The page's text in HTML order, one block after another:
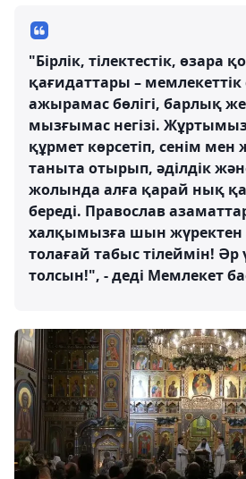
"Бірлік, тілектестік, өзара
қағидаттары –
ажырамас бөлігі, барлық
мызғымас негізі. Жұртымыз
құрмет көрсетіп, сенім
таныта отырып, әділдік
жолында алға қарай нық
береді. Православ
халқымызға шын жүректен
толағай табыс тілеймін! Әр
толсын!", - деді Мемлекет